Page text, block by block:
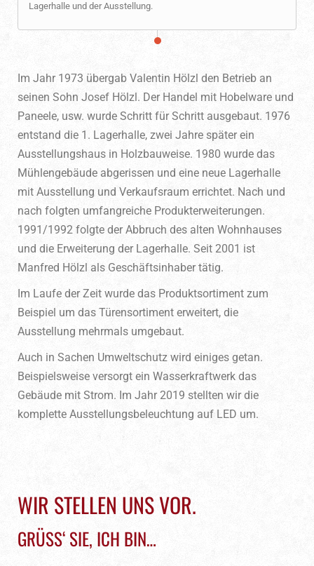
Lagerhalle und der Ausstellung.
Im Jahr 1973 übergab Valentin Hölzl den Betrieb an
seinen Sohn Josef Hölzl. Der Handel mit Hobelware und
Paneele, usw. wurde Schritt für Schritt ausgebaut. 1976
entstand die 1. Lagerhalle, zwei Jahre später ein
Ausstellungshaus in Holzbauweise. 1980 wurde das
Mühlengebäude abgerissen und eine neue Lagerhalle
mit Ausstellung und Verkaufsraum errichtet. Nach und
nach folgten umfangreiche Produkterweiterungen.
1991/1992 folgte der Abbruch des alten Wohnhauses
und die Erweiterung der Lagerhalle. Seit 2001 ist
Manfred Hölzl als Geschäftsinhaber tätig.
Im Laufe der Zeit wurde das Produktsortiment zum
Beispiel um das Türensortiment erweitert, die
Ausstellung mehrmals umgebaut.
Auch in Sachen Umweltschutz wird einiges getan.
Beispielsweise versorgt ein Wasserkraftwerk das
Gebäude mit Strom. Im Jahr 2019 stellten wir die
komplette Ausstellungsbeleuchtung auf LED um.
WIR STELLEN UNS VOR.
GRÜSS‘ SIE, ICH BIN…